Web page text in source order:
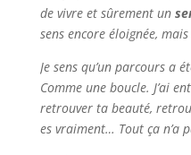
de vivre et sûrement un
sens encore éloignée,
Je sens qu’un parcours a
Comme une boucle. J’ai
retrouver ta beauté,
es vraiment… Tout ça n’a